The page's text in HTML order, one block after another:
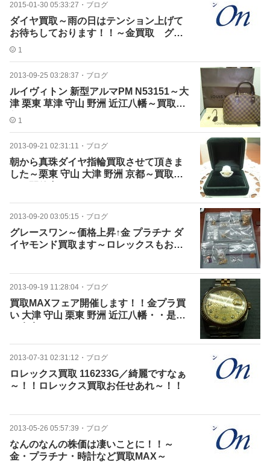
2015-01-30 05:33:27 ・ ブログ
ダイヤ買取～雨の日はテンション上げて
お待ちしております！！～金買取 グレ
ースワン
1
2013-09-25 03:28:37 ・ ブログ
ルイヴィトン 新型アルマPM N53151～大
津 栗東 草津 守山 野洲 近江八幡～買取お
任せ！
1
2013-09-21 02:31:11 ・ ブログ
朝から真珠ダイヤ指輪買取させて頂きま
した～栗東 守山 大津 野洲 京都～買取フ
2013-09-20 03:05:15 ・ ブログ
グレースワン～価格上昇↑金 プラチナ ダ
イヤモンド買取ます～ロレックスもお任
2013-09-19 11:28:04 ・ ブログ
買取MAXフェア開催します！！金プラ買
い 大津 守山 栗東 野洲 近江八幡・・是非
2013-07-31 02:31:12 ・ ブログ
ロレックス買取 116233G／綺麗ですなぁ
～！！ロレックス買取お任せあれ～！！
2013-05-26 05:57:39 ・ ブログ
なんのなんの株価は凄いことに！！～
金・プラチナ・時計など買取MAX～